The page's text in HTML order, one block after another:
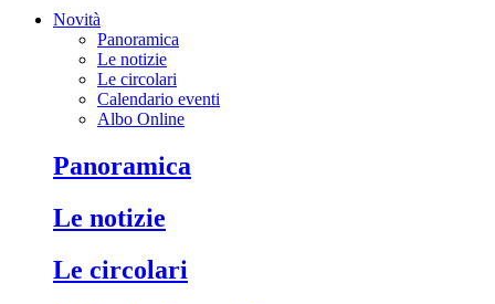
Novità
Panoramica
Le notizie
Le circolari
Calendario eventi
Albo Online
Panoramica
Le notizie
Le circolari